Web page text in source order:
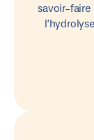
savoir-faire